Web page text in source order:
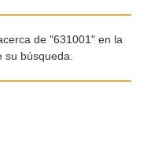
de "631001" en la
búsqueda.